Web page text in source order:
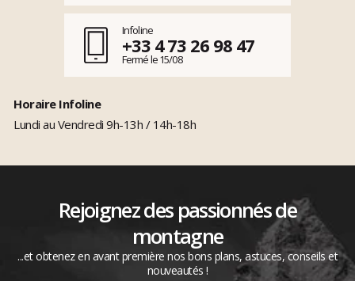
Infoline
+33 4 73 26 98 47
Fermé le 15/08
Horaire Infoline
Lundi au Vendredi 9h-13h / 14h-18h
Rejoignez des passionnés de
montagne
...et obtenez en avant première nos bons plans, astuces, conseils et
nouveautés !